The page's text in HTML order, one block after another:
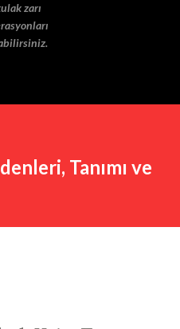
zarı
Tanımı ve